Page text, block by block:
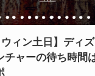
ウィン土日】ディ
チャーの待ち時間